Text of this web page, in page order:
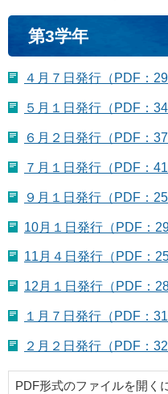
第3学年
４月７日発行（PDF：
５月１日発行（PDF：
６月２日発行（PDF：
７月１日発行（PDF：
９月１日発行（PDF：
10月１日発行（PDF：
11月４日発行（PDF：
12月１日発行（PDF：
１月７日発行（PDF：
２月２日発行（PDF：
PDF形式のファイルを開く